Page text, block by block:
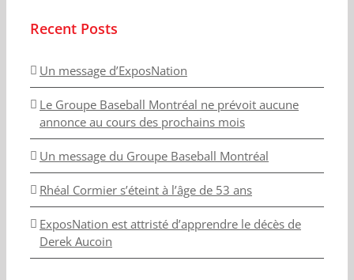
Recent Posts
Un message d’ExposNation
Le Groupe Baseball Montréal ne prévoit aucune
annonce au cours des prochains mois
Un message du Groupe Baseball Montréal
Rhéal Cormier s’éteint à l’âge de 53 ans
ExposNation est attristé d’apprendre le décès de
Derek Aucoin